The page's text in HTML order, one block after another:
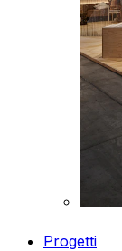
Progetti